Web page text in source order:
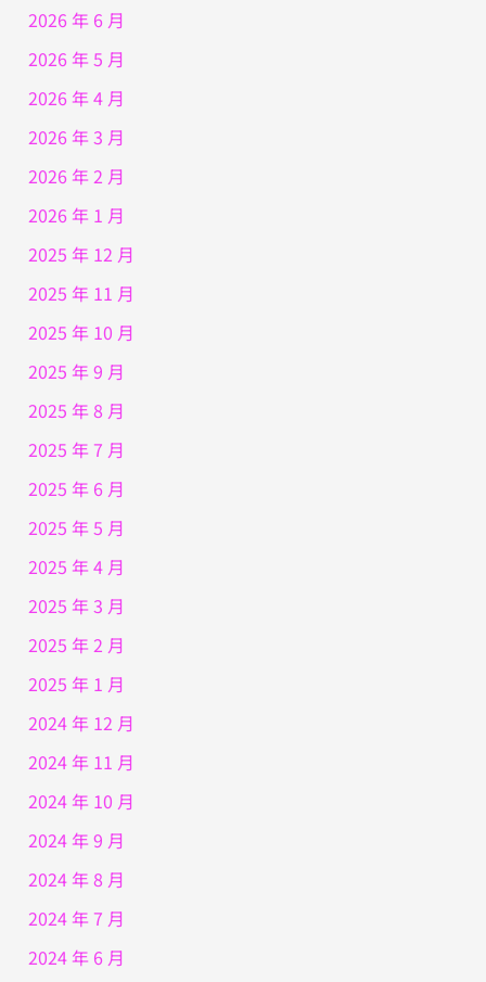
2026 年 6 月
2026 年 5 月
2026 年 4 月
2026 年 3 月
2026 年 2 月
2026 年 1 月
2025 年 12 月
2025 年 11 月
2025 年 10 月
2025 年 9 月
2025 年 8 月
2025 年 7 月
2025 年 6 月
2025 年 5 月
2025 年 4 月
2025 年 3 月
2025 年 2 月
2025 年 1 月
2024 年 12 月
2024 年 11 月
2024 年 10 月
2024 年 9 月
2024 年 8 月
2024 年 7 月
2024 年 6 月